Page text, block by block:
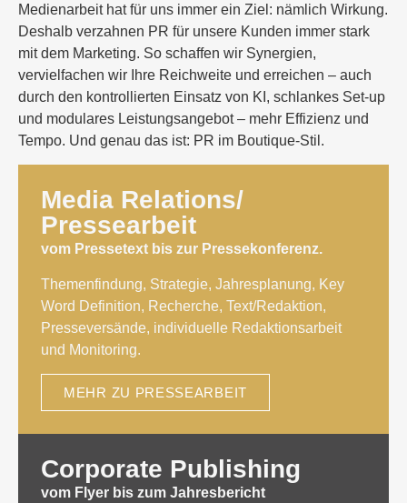
Medienarbeit hat für uns immer ein Ziel: nämlich Wirkung.
Deshalb verzahnen PR für unsere Kunden immer stark
mit dem Marketing. So schaffen wir Synergien,
vervielfachen wir Ihre Reichweite und erreichen – auch
durch den kontrollierten Einsatz von KI, schlankes Set-up
und modulares Leistungsangebot – mehr Effizienz und
Tempo. Und genau das ist: PR im Boutique-Stil.
Media Relations/
Pressearbeit
vom Pressetext bis zur Pressekonferenz.
Themenfindung, Strategie, Jahresplanung, Key
Word Definition, Recherche, Text/Redaktion,
Presseversände, individuelle Redaktionsarbeit
und Monitoring.
MEHR ZU PRESSEARBEIT
Corporate Publishing
vom Flyer bis zum Jahresbericht